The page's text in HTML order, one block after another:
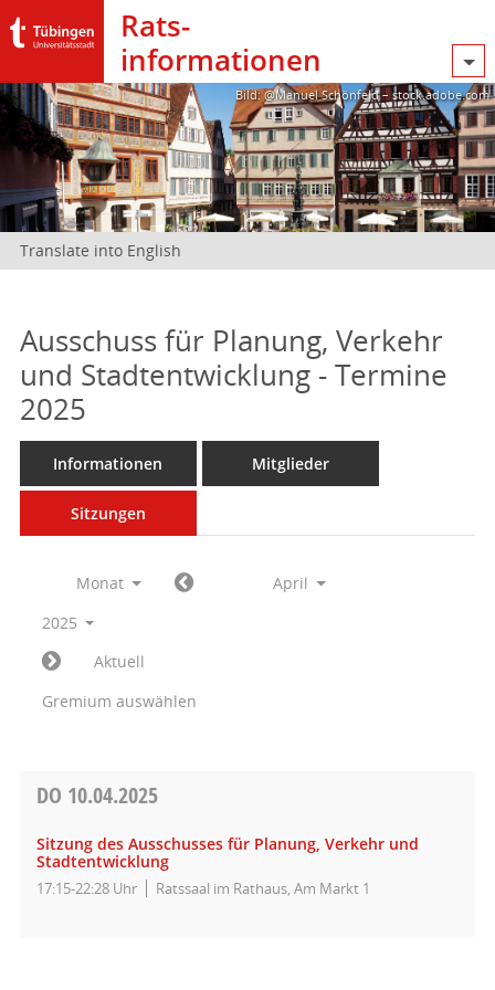
Rats­
informationen
Bild: @Manuel Schönfeld – stock.adobe.com
Translate into English
Ausschuss für Planung, Verkehr
und Stadtentwicklung - Termine
2025
Informationen Mitglieder
Sitzungen
Monat
April
2025
Aktuell
Gremium auswählen
DO 10.04.2025
Sitzung des Ausschusses für Planung, Verkehr und
Stadtentwicklung
17:15-22:28 Uhr Ratssaal im Rathaus, Am Markt 1